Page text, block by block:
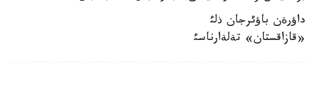
داؤرةن باؤئرجان ذلئ
«قازاقستان» تةلةارناسئ